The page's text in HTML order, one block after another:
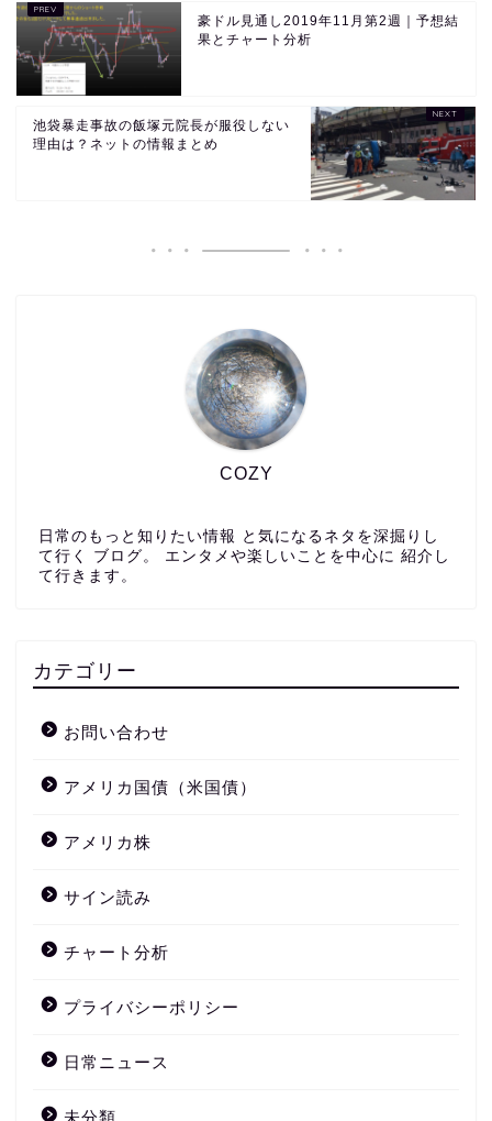
豪ドル見通し2019年11月第2週｜予想結
果とチャート分析
池袋暴走事故の飯塚元院長が服役しない
理由は？ネットの情報まとめ
COZY
日常のもっと知りたい情報 と気になるネタを深掘りし
て行く ブログ。 エンタメや楽しいことを中心に 紹介し
て行きます。
カテゴリー
お問い合わせ
アメリカ国債（米国債）
アメリカ株
サイン読み
チャート分析
プライバシーポリシー
日常ニュース